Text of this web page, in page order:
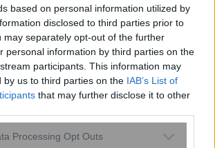
based on personal information utilized by
disclosed to third parties prior to
may separately opt-out of the further
personal information by third parties on the
participants. This information may
by us to third parties on the IAB’s List of
that may further disclose it to other
website/app uses one or more Google
Processing Opt Outs
Νείλου: 23 νέα κρούσματα
65 συνολικά και έξι